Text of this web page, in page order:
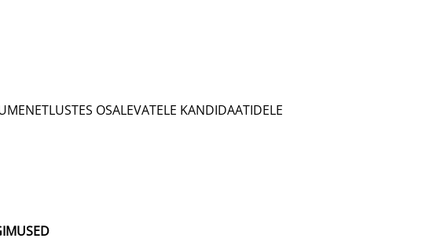
OSALEVATELE KANDIDAATIDELE